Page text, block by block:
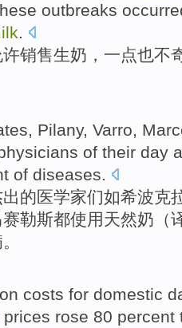
outbreaks
.
许销售生奶 ，一点也不
, Pilany, Varro,
of their day
of diseases.
的医学家们如希波克
勒斯都使用天然奶
。
costs for domestic
prices rose 80